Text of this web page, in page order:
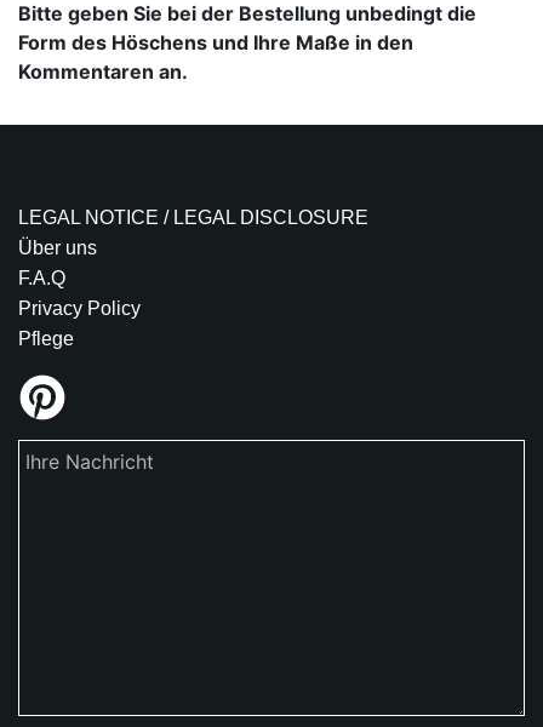
Bitte geben Sie bei der Bestellung unbedingt die
Form des Höschens und Ihre Maße in den
Kommentaren an.
LEGAL NOTICE / LEGAL DISCLOSURE
Über uns
F.A.Q
Privacy Policy
Pflege